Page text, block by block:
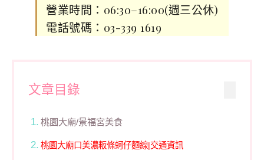
營業時間：06:30–16:00(週三公休)
電話號碼：03-339 1619
文章目錄
桃園大廟/景福宮美食
桃園大廟口美濃粄條蚵仔麵線|交通資訊